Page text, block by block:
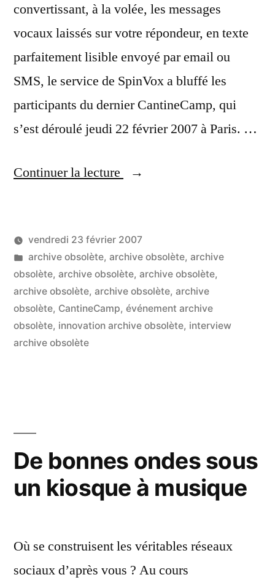
convertissant, à la volée, les messages
vocaux laissés sur votre répondeur, en texte
parfaitement lisible envoyé par email ou
SMS, le service de SpinVox a bluffé les
participants du dernier CantineCamp, qui
s’est déroulé jeudi 22 février 2007 à Paris. …
Continuer la lecture
« Y-
il
des
humains
dans
Publié
par
LucL
vendredi 23 février 2007
Publié
dans
archive obsolète, archive obsolète, archive
obsolète, archive obsolète, archive obsolète,
archive obsolète, archive obsolète, archive
obsolète, CantineCamp, événement archive
obsolète, innovation archive obsolète, interview
archive obsolète
De bonnes ondes sous
un kiosque à musique
Où se construisent les véritables réseaux
sociaux d’après vous ? Au cours